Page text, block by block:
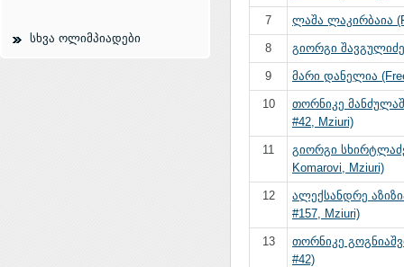
სხვა ოლიმპიადები
7 ლაშა ლაკირბაია
8 გიორგი
9 მარი დანელია
10
თორნიკე
#42, Mziuri)
11
გიორგი
Komarovi, Mziuri)
12
ალექსანდრე
#157, Mziuri)
13
თორნიკე
#42)